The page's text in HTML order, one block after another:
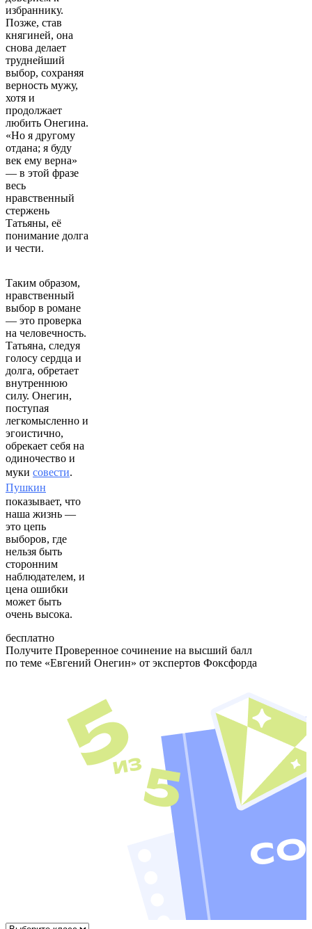
избраннику.
Позже, став
княгиней, она
снова делает
труднейший
выбор, сохраняя
верность мужу,
хотя и
продолжает
любить Онегина.
«Но я другому
отдана; я буду
век ему верна»
— в этой фразе
весь
нравственный
стержень
Татьяны, её
понимание долга
и чести.
Таким образом,
нравственный
выбор в романе
— это проверка
на человечность.
Татьяна, следуя
голосу сердца и
долга, обретает
внутреннюю
силу. Онегин,
поступая
легкомысленно и
эгоистично,
обрекает себя на
одиночество и
муки совести.
Пушкин
показывает, что
наша жизнь —
это цепь
выборов, где
нельзя быть
сторонним
наблюдателем, и
цена ошибки
может быть
очень высока.
бесплатно
Получите Проверенное сочинение на высший балл
по теме «Евгений Онегин» от экспертов Фоксфорда